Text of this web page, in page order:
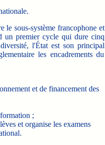
le sous-système francophone et
un premier cycle qui dure cinq
l'État est son principal
les encadrements du
et de financement des
;
et organise les examens